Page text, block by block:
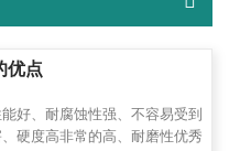
优点
好、耐腐蚀性强、不容易受到
硬度高非常的高、耐磨性优秀